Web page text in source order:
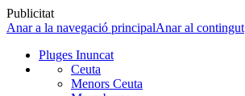
Publicitat
Anar a la navegació principalAnar al contingut
Pluges Inuncat
Ceuta
Menors Ceuta